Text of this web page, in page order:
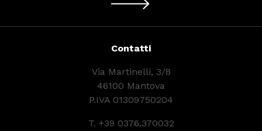
Contatti
Via Martinelli, 3/8
46100 Mantova
P.IVA 01309750204
T. +39 0376.370032